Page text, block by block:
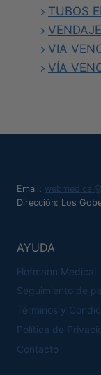
TUBOS
VIA
VÍA
Email:
Dirección: Los
AYUDA
Hofmann Medical
Seguimiento de
Términos y
Política de
Contacto